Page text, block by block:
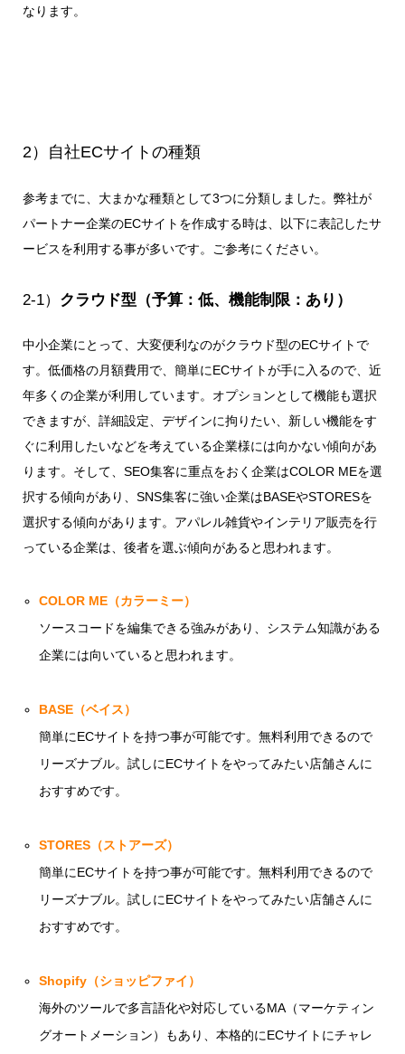
なります。
2）自社ECサイトの種類
参考までに、大まかな種類として3つに分類しました。弊社が
パートナー企業のECサイトを作成する時は、以下に表記したサ
ービスを利用する事が多いです。ご参考にください。
2-1） クラウド型（予算：低、機能制限：あり）
中小企業にとって、大変便利なのがクラウド型のECサイトで
す。低価格の月額費用で、簡単にECサイトが手に入るので、近
年多くの企業が利用しています。オプションとして機能も選択
できますが、詳細設定、デザインに拘りたい、新しい機能をす
ぐに利用したいなどを考えている企業様には向かない傾向があ
ります。そして、SEO集客に重点をおく企業はCOLOR MEを選
択する傾向があり、SNS集客に強い企業はBASEやSTORESを
選択する傾向があります。アパレル雑貨やインテリア販売を行
っている企業は、後者を選ぶ傾向があると思われます。
COLOR ME（カラーミー）
ソースコードを編集できる強みがあり、システム知識がある
企業には向いていると思われます。
BASE（ベイス）
簡単にECサイトを持つ事が可能です。無料利用できるので
リーズナブル。試しにECサイトをやってみたい店舗さんに
おすすめです。
STORES（ストアーズ）
簡単にECサイトを持つ事が可能です。無料利用できるので
リーズナブル。試しにECサイトをやってみたい店舗さんに
おすすめです。
Shopify（ショッピファイ）
海外のツールで多言語化や対応しているMA（マーケティン
グオートメーション）もあり、本格的にECサイトにチャレ